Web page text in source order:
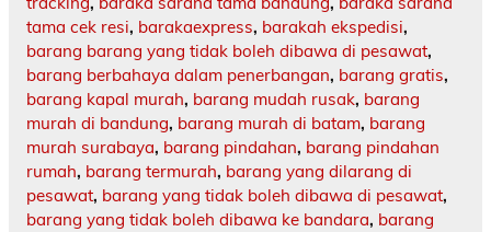
tama cek resi, barakaexpress, barakah ekspedisi,
barang barang yang tidak boleh dibawa di pesawat,
barang berbahaya dalam penerbangan, barang gratis,
barang kapal murah, barang mudah rusak, barang
murah di bandung, barang murah di batam, barang
murah surabaya, barang pindahan, barang pindahan
rumah, barang termurah, barang yang dilarang di
pesawat, barang yang tidak boleh dibawa di pesawat,
barang yang tidak boleh dibawa ke bandara, barang